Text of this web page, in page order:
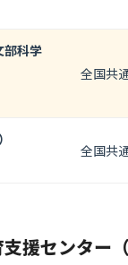
部科学
全国共
全国共
援センター